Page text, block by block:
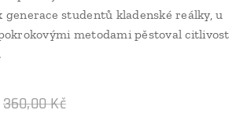
generace studentů kladenské reálky, u
metodami pěstoval citlivost
360,00Kč